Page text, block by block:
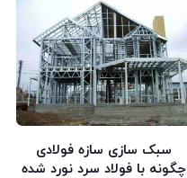
سبک سازی سازه فولادی
چگونه با فولاد سرد نورد شده